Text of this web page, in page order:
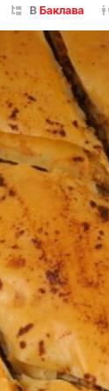
ВБаклава